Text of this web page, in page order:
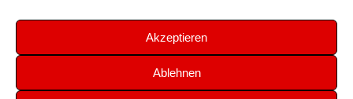
Akzeptieren
Ablehnen